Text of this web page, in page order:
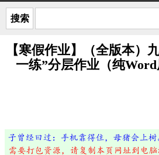
搜索
【寒假作业】（全版本）
一练”分层作业（纯Word